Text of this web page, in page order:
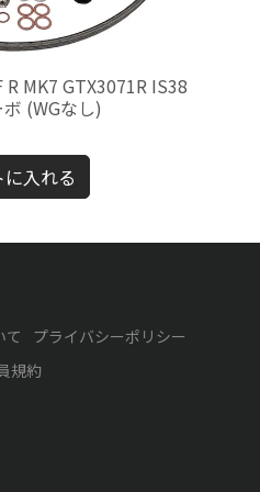
MK7 GTX3071R IS38
(WGなし)
に入れる
て
プライバシーポリシー
規約